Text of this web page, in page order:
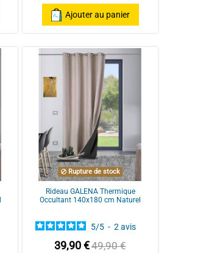
Ajouter au panier
Rupture de stock
Rideau GALENA Thermique
Occultant 140x180 cm Naturel
5/5 - 2avis
39,90 €49,90 €